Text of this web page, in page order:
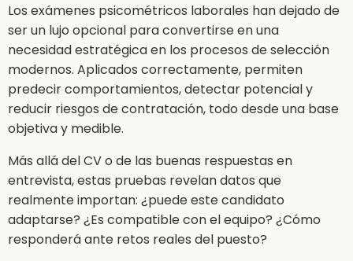
Los exámenes psicométricos laborales han dejado de
ser un lujo opcional para convertirse en una
necesidad estratégica en los procesos de selección
modernos. Aplicados correctamente, permiten
predecir comportamientos, detectar potencial y
reducir riesgos de contratación, todo desde una base
objetiva y medible.
Más allá del CV o de las buenas respuestas en
entrevista, estas pruebas revelan datos que
realmente importan: ¿puede este candidato
adaptarse? ¿Es compatible con el equipo? ¿Cómo
responderá ante retos reales del puesto?